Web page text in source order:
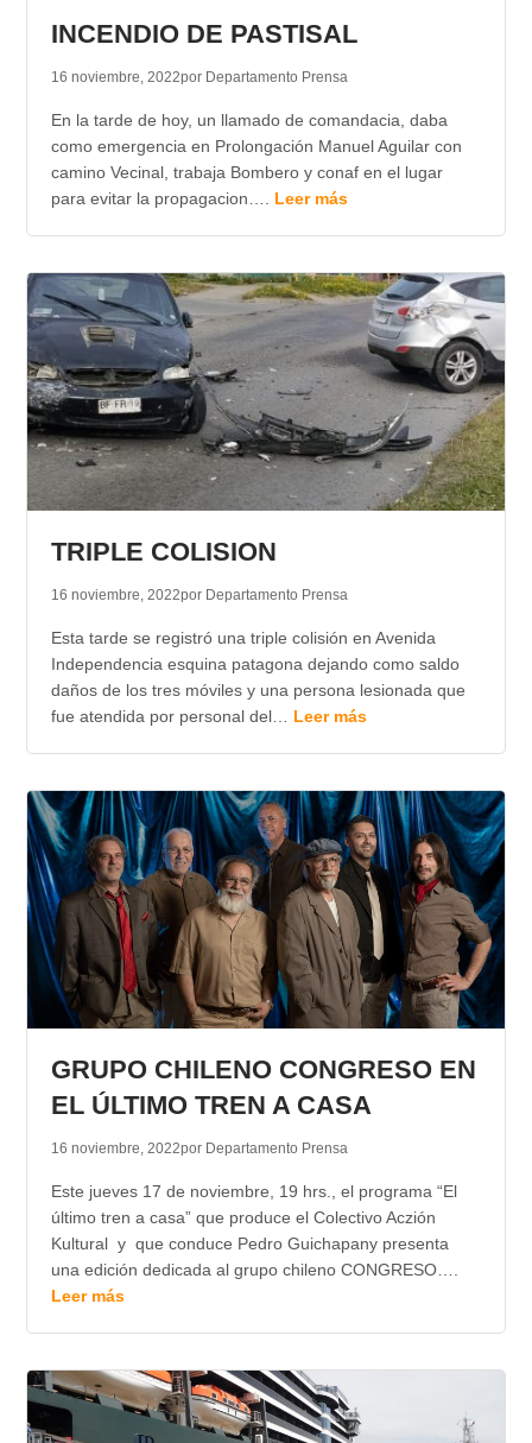
INCENDIO DE PASTISAL
16 noviembre, 2022por Departamento Prensa
En la tarde de hoy, un llamado de comandacia, daba
como emergencia en Prolongación Manuel Aguilar con
camino Vecinal, trabaja Bombero y conaf en el lugar
para evitar la propagacion…. Leer más
TRIPLE COLISION
16 noviembre, 2022por Departamento Prensa
Esta tarde se registró una triple colisión en Avenida
Independencia esquina patagona dejando como saldo
daños de los tres móviles y una persona lesionada que
fue atendida por personal del… Leer más
GRUPO CHILENO CONGRESO EN
EL ÚLTIMO TREN A CASA
16 noviembre, 2022por Departamento Prensa
Este jueves 17 de noviembre, 19 hrs., el programa “El
último tren a casa” que produce el Colectivo Aczión
Kultural y que conduce Pedro Guichapany presenta
una edición dedicada al grupo chileno CONGRESO….
Leer más